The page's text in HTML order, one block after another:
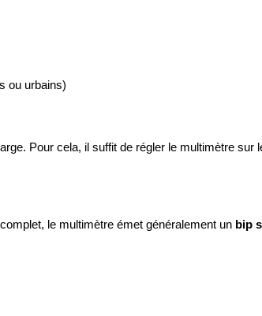
ou urbains)
Pour cela, il suffit de régler le multimètre sur
le multimètre émet généralement un bip